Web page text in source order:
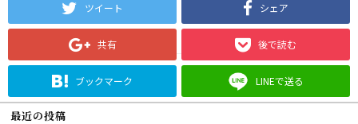
ツイート シェア
共有 後で読む
ブックマーク LINEで送る
最近の投稿